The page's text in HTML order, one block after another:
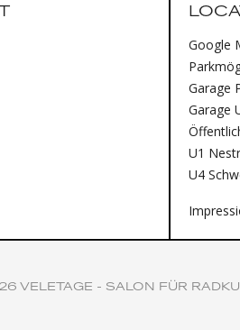
Google
Garage
Garage
U1
U4
VELETAGE - SALON FÜR